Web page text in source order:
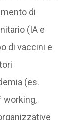
di
(IA e
di vaccini e
(es.
working,